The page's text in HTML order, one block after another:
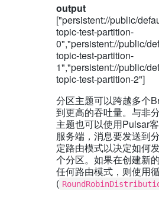
output
["persistent://public/
topic-test-partition-
0","persistent://public/
topic-test-partition-
1","persistent://public/
topic-test-partition-2"]
分区主题可以跨越多个
到更高的吞吐量。与非
主题也可以使用Pulsar
服务端，消息要发送到
定路由模式以决定如何
个分区。如果在创建新
任何路由模式，则使用
(